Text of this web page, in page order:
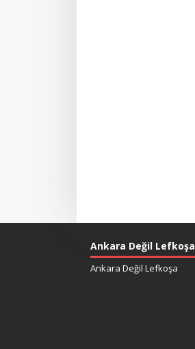
Ankara Değil Lefkoşa
Ankara Değil Lefkoşa